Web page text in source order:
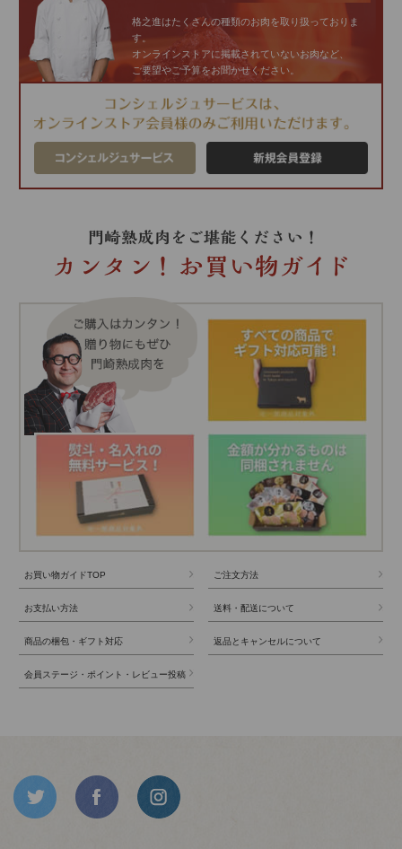
格之進はたくさんの種類のお肉を取り扱っておりま
す。
オンラインストアに掲載されていないお肉など、
ご要望やご予算をお聞かせください。
お買い物ガイドTOP ご注文方法
お支払い方法 送料・配送について
商品の梱包・ギフト対応 返品とキャンセルについて
会員ステージ・ポイント・レビュー投稿